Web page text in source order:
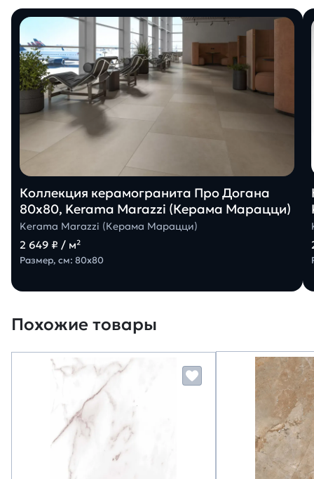
Коллекция керамогранита Про Догана
80х80, Kerama Marazzi (Керама Марацци)
Kerama Marazzi (Керама Марацци)
2 649 ₽ / м²
Размер, см: 80х80
Похожие товары